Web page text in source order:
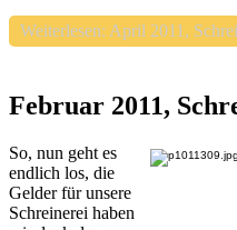
Weiterlesen: April 2011,
Februar 2011,
So, nun geht es
endlich los, die
Gelder für unsere
Schreinerei haben